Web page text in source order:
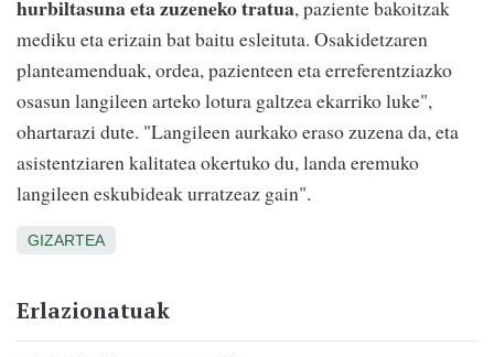
hurbiltasuna eta zuzeneko tratua, paziente bakoitzak
mediku eta erizain bat baitu esleituta. Osakidetzaren
planteamenduak, ordea, pazienteen eta erreferentziazko
osasun langileen arteko lotura galtzea ekarriko luke",
ohartarazi dute. "Langileen aurkako eraso zuzena da, eta
asistentziaren kalitatea okertuko du, landa eremuko
langileen eskubideak urratzeaz gain".
GIZARTEA
Erlazionatuak